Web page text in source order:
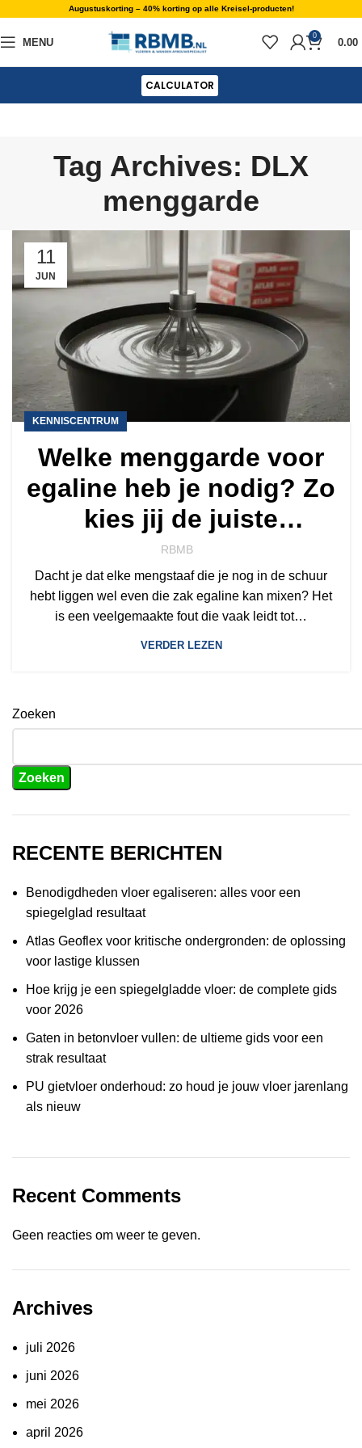
Augustuskorting – 40% korting op alle Kreisel-producten!
MENU
0
0.00
CALCULATOR
Tag Archives: DLX
menggarde
11
JUN
KENNISCENTRUM
Welke menggarde voor
egaline heb je nodig? Zo
kies jij de juiste
mengstaaf
RBMB
Dacht je dat elke mengstaaf die je nog in de schuur
hebt liggen wel even die zak egaline kan mixen? Het
is een veelgemaakte fout die vaak leidt tot…
VERDER LEZEN
Zoeken
Zoeken
RECENTE BERICHTEN
Benodigdheden vloer egaliseren: alles voor een
spiegelglad resultaat
Atlas Geoflex voor kritische ondergronden: de oplossing
voor lastige klussen
Hoe krijg je een spiegelgladde vloer: de complete gids
voor 2026
Gaten in betonvloer vullen: de ultieme gids voor een
strak resultaat
PU gietvloer onderhoud: zo houd je jouw vloer jarenlang
als nieuw
Recent Comments
Geen reacties om weer te geven.
Archives
juli 2026
juni 2026
mei 2026
april 2026